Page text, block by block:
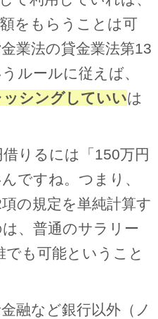
をもらうことは可
業法の貸金業法第13
ルールに従えば、
シングしていいは
りるには「150万円
ですね。つまり、
の規定を単純計算す
、普通のサラリー
も可能ということ
融など銀行以外（ノ